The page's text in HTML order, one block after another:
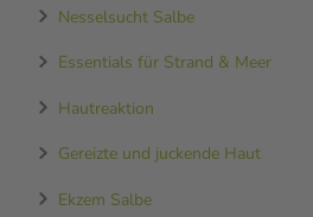
Nesselsucht Salbe
Essentials für Strand & Meer
Hautreaktion
Gereizte und juckende Haut
Ekzem Salbe